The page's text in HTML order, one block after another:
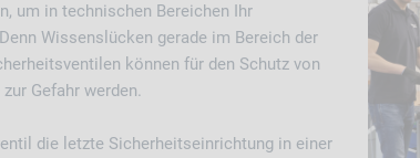
um in technischen Bereichen Ihr
Wissenslücken gerade im Bereich der
können für den Schutz von
Gefahr werden.
die letzte Sicherheitseinrichtung in einer